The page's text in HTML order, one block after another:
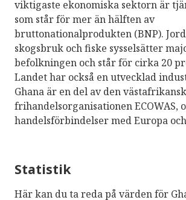
viktigaste ekonomiska sektorn är
som står för mer än hälften av
bruttonationalprodukten (BNP).
skogsbruk och fiske sysselsätter
befolkningen och står för cirka 20
Landet har också en utvecklad
Ghana är en del av den
frihandelsorganisationen ECOWAS,
handelsförbindelser med Europa
Statistik
Här kan du ta reda på värden för